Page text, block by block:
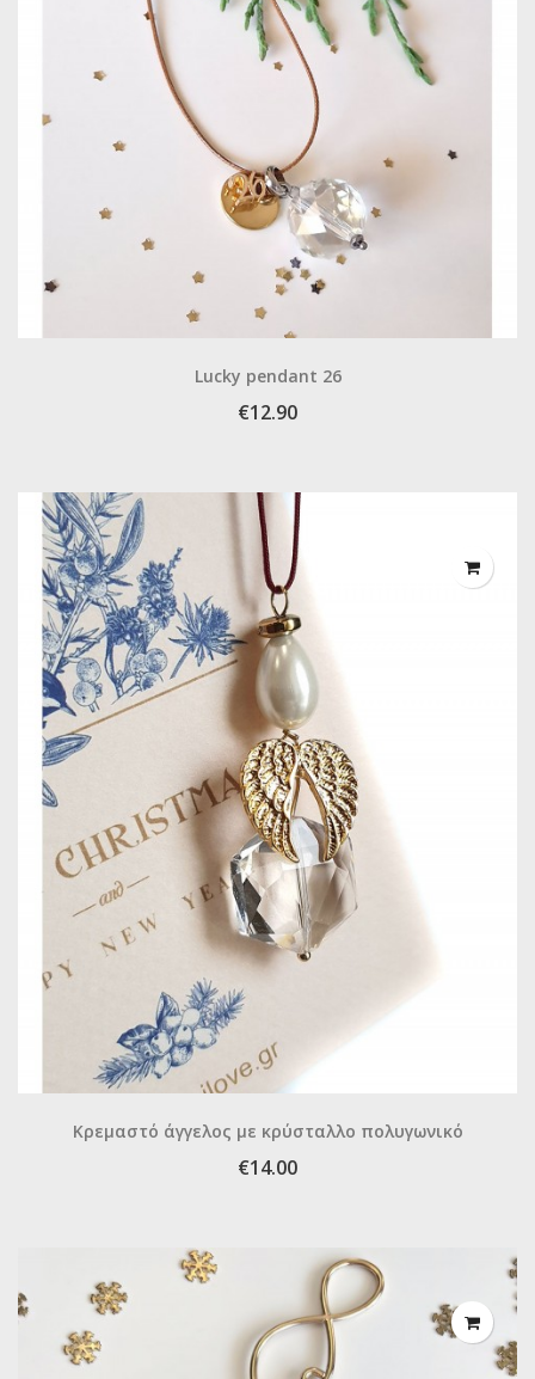
Lucky pendant 26
€12.90
Κρεμαστό άγγελος με κρύσταλλο πολυγωνικό
€14.00